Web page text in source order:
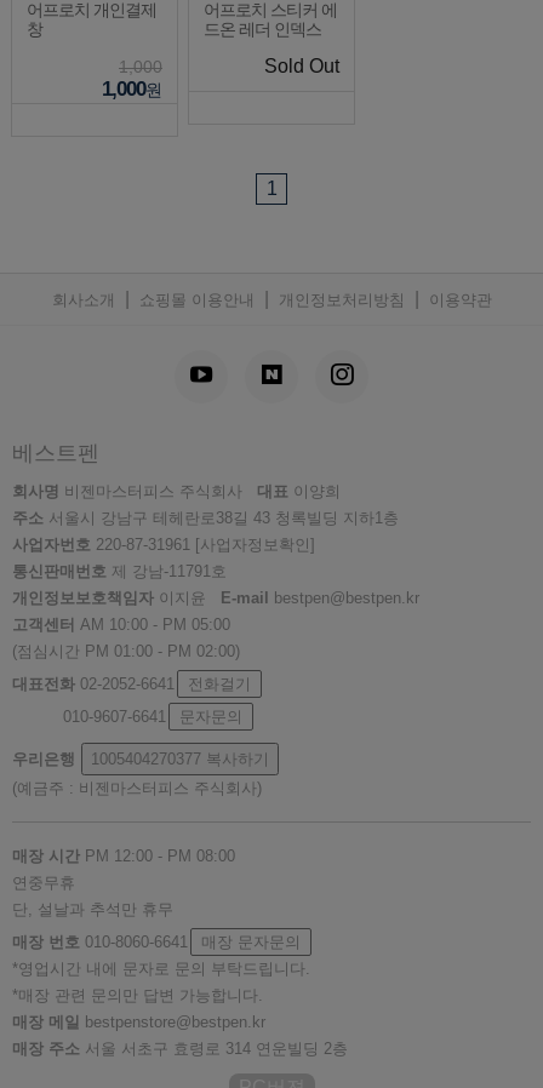
어프로치 개인결제
창
1,000
1,000원
어프로치 스티커 에
드온 레더 인덱스
Sold Out
1
회사소개 쇼핑몰 이용안내 개인정보처리방침 이용약관
베스트펜
회사명 비젠마스터피스 주식회사 대표 이양희
주소 서울시 강남구 테헤란로38길 43 청록빌딩 지하1층
사업자번호 220-87-31961
[사업자정보확인]
통신판매번호 제 강남-11791호
개인정보보호책임자 이지윤 E-mail
bestpen@bestpen.kr
고객센터 AM 10:00 - PM 05:00
(점심시간 PM 01:00 - PM 02:00)
대표전화 02-2052-6641
전화걸기
010-9607-6641
문자문의
우리은행 1005404270377 복사하기
(예금주 : 비젠마스터피스 주식회사)
매장 시간 PM 12:00 - PM 08:00
연중무휴
단, 설날과 추석만 휴무
매장 번호 010-8060-6641
매장 문자문의
*영업시간 내에 문자로 문의 부탁드립니다.
*매장 관련 문의만 답변 가능합니다.
매장 메일 bestpenstore@bestpen.kr
매장 주소 서울 서초구 효령로 314 연운빌딩 2층